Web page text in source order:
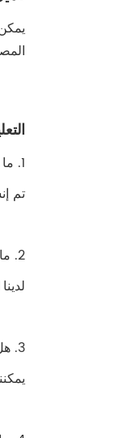
1. ما هو تاريخ شركتك؟
تم
2. ما هو حجم المصنع الخاص بك
لدينا أكثر من
3. هل يمكنك تقديم المشورة لقدراتك الإنتاجية؟
يمكننا